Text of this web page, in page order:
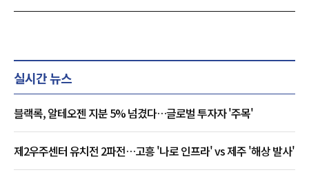
실시간 뉴스
블랙록, 알테오젠 지분 5% 넘겼다…글로벌 투자자 '주목'
제2우주센터 유치전 2파전…고흥 '나로 인프라' vs 제주 '해상 발사'